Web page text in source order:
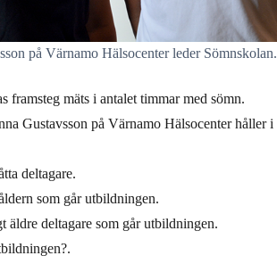
på Värnamo Hälsocenter leder Sömnskolan.
framsteg mäts i antalet timmar med sömn.
Gustavsson på Värnamo Hälsocenter håller i
deltagare.
som går utbildningen.
deltagare som går utbildningen.